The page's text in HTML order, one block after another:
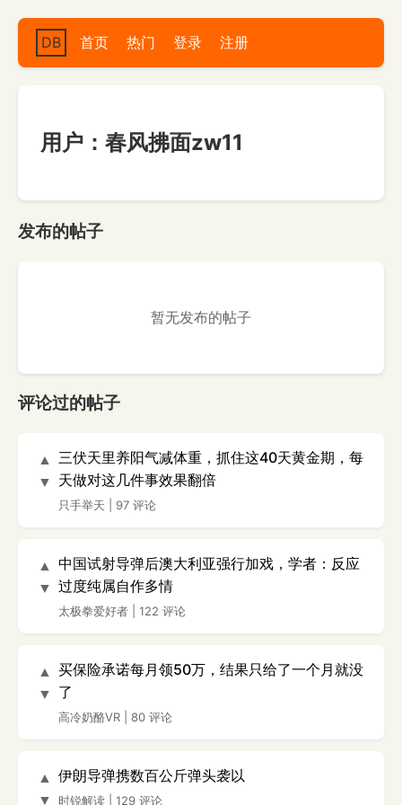
DB 首页 热门 登录 注册
用户：春风拂面zw11
发布的帖子
暂无发布的帖子
评论过的帖子
▲
▼
三伏天里养阳气减体重，抓住这40天黄金期，每
天做对这几件事效果翻倍
只手举天 97 评论
▲
▼
中国试射导弹后澳大利亚强行加戏，学者：反应
过度纯属自作多情
太极拳爱好者 122 评论
▲
▼
买保险承诺每月领50万，结果只给了一个月就没
了
高冷奶酪VR 80 评论
▲
▼
伊朗导弹携数百公斤弹头袭以
时锐解读 129 评论